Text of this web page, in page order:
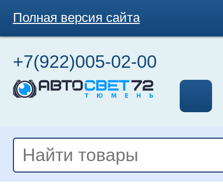
Полная версия сайта
+7(922)005-02-00